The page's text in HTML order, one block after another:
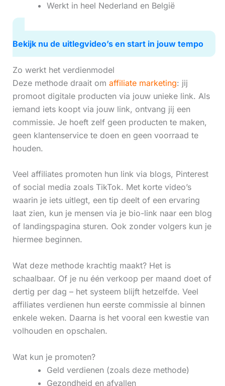
Werkt in heel Nederland en België
Bekijk nu de uitlegvideo’s en start in jouw tempo
Zo werkt het verdienmodel
Deze methode draait om affiliate marketing: jij
promoot digitale producten via jouw unieke link. Als
iemand iets koopt via jouw link, ontvang jij een
commissie. Je hoeft zelf geen producten te maken,
geen klantenservice te doen en geen voorraad te
houden.
Veel affiliates promoten hun link via blogs, Pinterest
of social media zoals TikTok. Met korte video’s
waarin je iets uitlegt, een tip deelt of een ervaring
laat zien, kun je mensen via je bio-link naar een blog
of landingspagina sturen. Ook zonder volgers kun je
hiermee beginnen.
Wat deze methode krachtig maakt? Het is
schaalbaar. Of je nu één verkoop per maand doet of
dertig per dag – het systeem blijft hetzelfde. Veel
affiliates verdienen hun eerste commissie al binnen
enkele weken. Daarna is het vooral een kwestie van
volhouden en opschalen.
Wat kun je promoten?
Geld verdienen (zoals deze methode)
Gezondheid en afvallen